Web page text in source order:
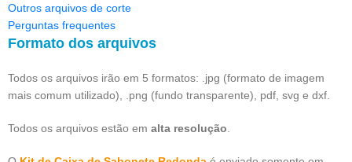
Outros arquivos de corte
Perguntas frequentes
Formato dos arquivos
Todos os arquivos irão em 5 formatos: .jpg (formato de imagem
mais comum utilizado), .png (fundo transparente), pdf, svg e dxf.
Todos os arquivos estão em alta resolução